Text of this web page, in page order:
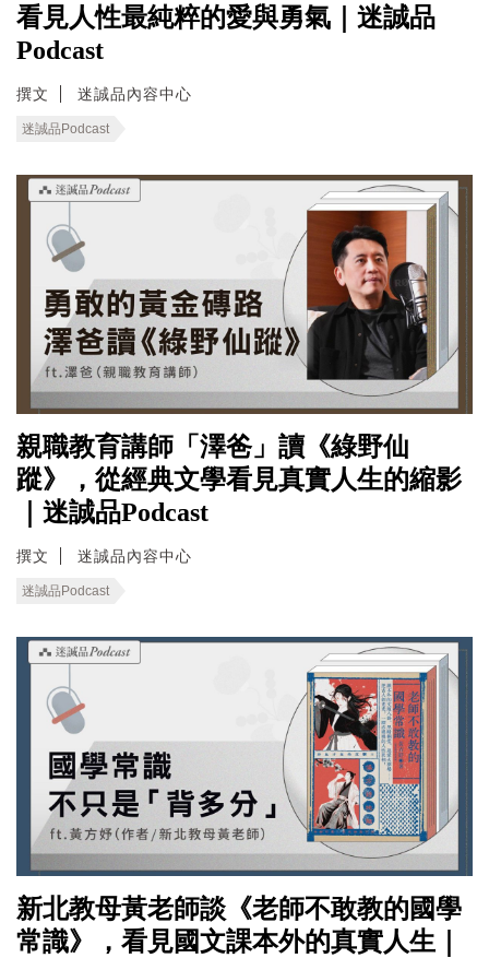
看見人性最純粹的愛與勇氣｜迷誠品
Podcast
撰文 迷誠品內容中心
迷誠品Podcast
親職教育講師「澤爸」讀《綠野仙
蹤》，從經典文學看見真實人生的縮影
｜迷誠品Podcast
撰文 迷誠品內容中心
迷誠品Podcast
新北教母黃老師談《老師不敢教的國學
常識》，看見國文課本外的真實人生｜